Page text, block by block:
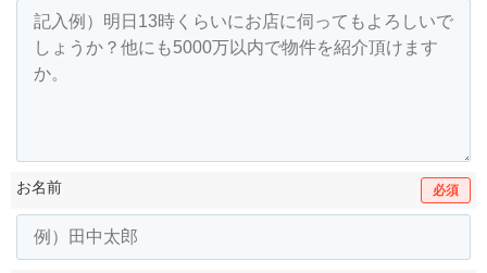
お名前 必須